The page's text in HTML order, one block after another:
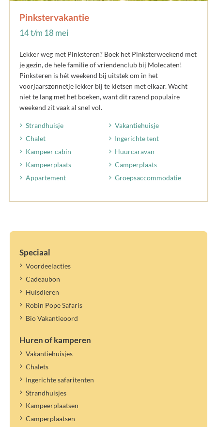
Pinkstervakantie
14 t/m 18 mei
Lekker weg met Pinksteren? Boek het Pinksterweekend met
je gezin, de hele familie of vriendenclub bij Molecaten!
Pinksteren is hét weekend bij uitstek om in het
voorjaarszonnetje lekker bij te kletsen met elkaar. Wacht
niet te lang met het boeken, want dit razend populaire
weekend zit vaak al snel vol.
Strandhuisje
Vakantiehuisje
Chalet
Ingerichte tent
Kampeer cabin
Huurcaravan
Kampeerplaats
Camperplaats
Appartement
Groepsaccommodatie
Speciaal
Voordeelacties
Cadeaubon
Huisdieren
Robin Pope Safaris
Bio Vakantieoord
Huren of kamperen
Vakantiehuisjes
Chalets
Ingerichte safaritenten
Strandhuisjes
Kampeerplaatsen
Camperplaatsen